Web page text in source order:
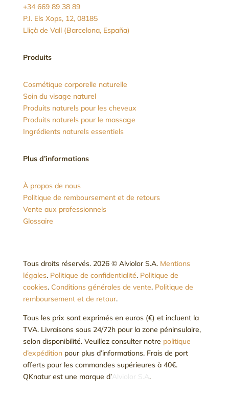
+34 669 89 38 89
P.I. Els Xops, 12, 08185
Lliçà de Vall (Barcelona, España)
Produits
Cosmétique corporelle naturelle
Soin du visage naturel
Produits naturels pour les cheveux
Produits naturels pour le massage
Ingrédients naturels essentiels
Plus d’informations
À propos de nous
Politique de remboursement et de retours
Vente aux professionnels
Glossaire
Tous droits réservés. 2026 © Alviolor S.A. Mentions
légales. Politique de confidentialité. Politique de
cookies. Conditions générales de vente. Politique de
remboursement et de retour.
Tous les prix sont exprimés en euros (€) et incluent la
TVA. Livraisons sous 24/72h pour la zone péninsulaire,
selon disponibilité. Veuillez consulter notre politique
d’expéditionpour plus d’informations. Frais de port
offerts pour les commandes supérieures à 40€.
QKnatur est une marque d’Alviolor S.A.